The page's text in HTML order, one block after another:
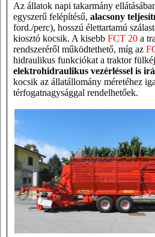
Az állatok napi takarmány
egyszerű felépítésű, alacsony
ford./perc), hosszú élettartamú
kiosztó kocsik. A kisebb FCT 20 a
rendszeréről működtethető, míg az
hidraulikus funkciókat a traktor
elektrohidraulikus vezérléssel is
kocsik az állatállomány méretéhez
térfogatnagysággal rendelhetőek.